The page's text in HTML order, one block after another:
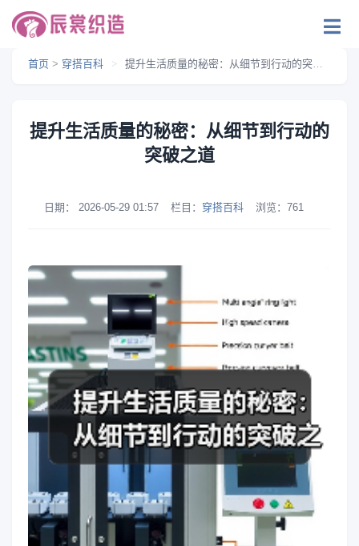
首页 > 穿搭百科 > 提升生活质量的秘密：从细节到行动的突破之道
提升生活质量的秘密：从细节到行动的
突破之道
日期： 2026-05-29 01:57 栏目： 穿搭百科 浏览： 761